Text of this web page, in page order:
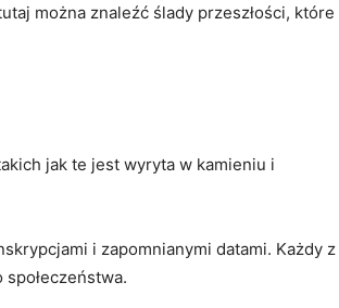
można ​znaleźć ślady przeszłości, które​
jak te jest wyryta w kamieniu ‌i
i zapomnianymi datami. Każdy z